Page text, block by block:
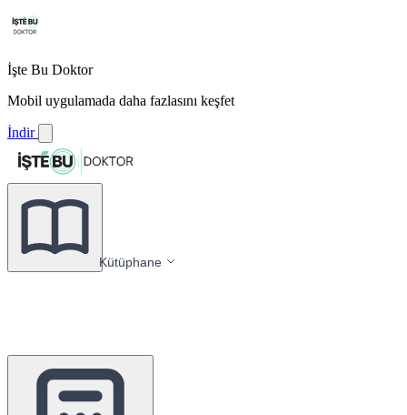
İşte Bu Doktor
Mobil uygulamada daha fazlasını keşfet
İndir
Kütüphane